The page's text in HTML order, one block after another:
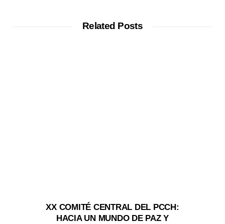
Related Posts
XX COMITÉ CENTRAL DEL PCCH:
HACIA UN MUNDO DE PAZ Y